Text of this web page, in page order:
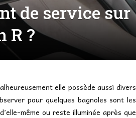
de service sur
R ?
elle possède aussi divers
pour quelques bagnoles sont les
même ou reste illuminée après que